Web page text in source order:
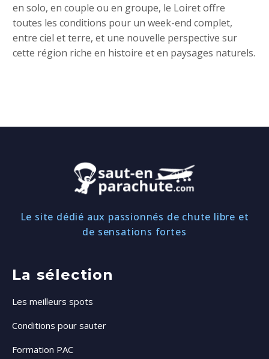
en solo, en couple ou en groupe, le Loiret offre
toutes les conditions pour un week-end complet,
entre ciel et terre, et une nouvelle perspective sur
cette région riche en histoire et en paysages naturels.
Le site dédié aux passionnés de chute libre et
de sensations fortes
La sélection
Les meilleurs spots
Conditions pour sauter
Formation PAC